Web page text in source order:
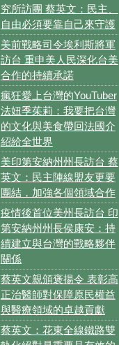
究所訪團 蔡英文：民主、
自由必須要靠自己來守護
美前戰略司令埃利斯將軍
訪台 重申美人民深化台美
合作的持續承諾
瘋狂愛上台灣的YouTuber
法妞季茱莉：我要把台灣
的文化與美食帶回法國介
紹給全世界
美印第安納州州長訪台 蔡
英文：民主陣線盟友更要
團結，加強各個領域合作
疫情後首位美州長訪台 印
第安納州州長侯康安：持
續建立與台灣的戰略夥伴
關係
蔡英文親頒褒揚令 表彰高
正治醫師對保障原民權益
與醫療領域的卓越貢獻
蔡英文：花東全線鐵路雙